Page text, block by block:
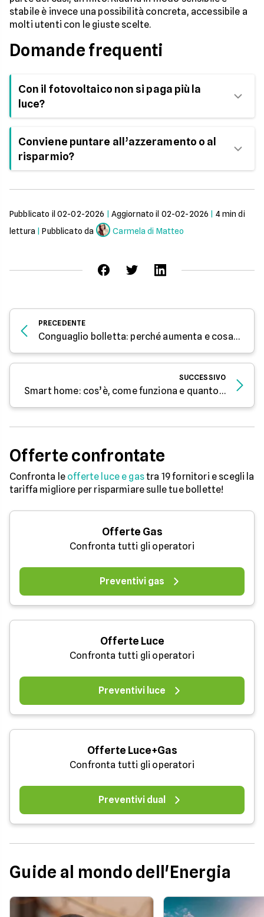
stabile è invece una possibilità concreta, accessibile a
molti utenti con le giuste scelte.
Domande frequenti
Con il fotovoltaico non si paga più la
luce?
restano costi fissi e possibili prelievi dalla rete.
Conviene puntare all’azzeramento o al
risparmio?
sostenibile.
Pubblicato il 02-02-2026 | Aggiornato il 02-02-2026 | 4min di
lettura |Pubblicato da Carmela di Matteo
PRECEDENTE
Conguaglio bolletta: perché aumenta e cosa fare
SUCCESSIVO
Smart home: cos’è, come funziona e quanto si risparmia
Offerte confrontate
Confronta le offerte luce e gastra 19 fornitori e scegli la
tariffa migliore per risparmiare sulle tue bollette!
Offerte Gas
Confronta tutti gli operatori
Preventivi gas
Offerte Luce
Confronta tutti gli operatori
Preventivi luce
Offerte Luce+Gas
Confronta tutti gli operatori
Preventivi dual
Guide al mondo dell'Energia